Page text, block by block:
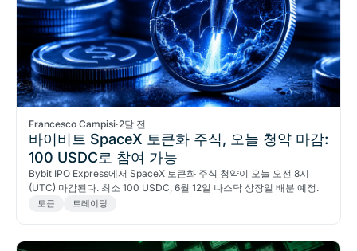
Francesco Campisi·2달 전
바이비트 SpaceX 토큰화 주식, 오늘 청약 마감:
100 USDC로 참여 가능
Bybit IPO Express에서 SpaceX 토큰화 주식 청약이 오늘 오전 8시
(UTC) 마감된다. 최소 100 USDC, 6월 12일 나스닥 상장일 배분 예정.
토큰 트레이딩